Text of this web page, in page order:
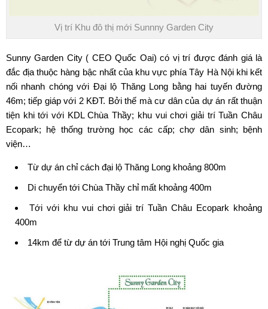
Vị trí Khu đô thị mới Sunnny Garden City
Sunny Garden City ( CEO Quốc Oai) có vị trí được đánh giá là
đắc địa thuộc hàng bậc nhất của khu vực phía Tây Hà Nội khi kết
nối nhanh chóng với Đại lộ Thăng Long bằng hai tuyến đường
46m; tiếp giáp với 2 KĐT. Bởi thế mà cư dân của dự án rất thuận
tiện khi tới với KDL Chùa Thầy; khu vui chơi giải trí Tuần Châu
Ecopark; hệ thống trường học các cấp; chợ dân sinh; bệnh
viện…
Từ dự án chỉ cách đại lộ Thăng Long khoảng 800m
Di chuyển tới Chùa Thầy chỉ mất khoảng 400m
Tới với khu vui chơi giải trí Tuần Châu Ecopark khoảng
400m
14km để từ dự án tới Trung tâm Hội nghị Quốc gia